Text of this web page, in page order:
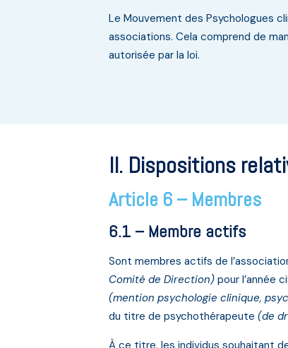
Le Mouvement des Psychologues
associations. Cela comprend de
autorisée par la loi.
II. Dispositions
Article 6 – Membres
6.1 – Membre actifs
Sont membres actifs de
Comité de Direction) pour l’année
(mention psychologie clinique,
du titre de psychothérapeute (de
À ce titre, les individus souhaitant